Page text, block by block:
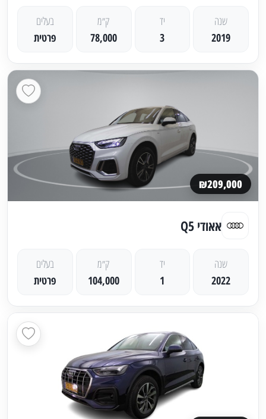
שנה
2019
יד
3
ק״מ
78,000
בעלים
פרטית
₪209,000
אאודי Q5
שנה
2022
יד
1
ק״מ
104,000
בעלים
פרטית